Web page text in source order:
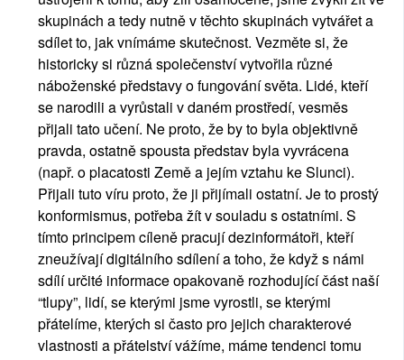
skupinách a tedy nutně v těchto skupinách vytvářet a
sdílet to, jak vnímáme skutečnost. Vezměte si, že
historicky si různá společenství vytvořila různé
náboženské představy o fungování světa. Lidé, kteří
se narodili a vyrůstali v daném prostředí, vesměs
přijali tato učení. Ne proto, že by to byla objektivně
pravda, ostatně spousta představ byla vyvrácena
(např. o placatosti Země a jejím vztahu ke Slunci).
Přijali tuto víru proto, že ji přijímali ostatní. Je to prostý
konformismus, potřeba žít v souladu s ostatními. S
tímto principem cíleně pracují dezinformátoři, kteří
zneužívají digitálního sdílení a toho, že když s námi
sdílí určité informace opakovaně rozhodující část naší
“tlupy”, lidí, se kterými jsme vyrostli, se kterými
přátelíme, kterých si často pro jejich charakterové
vlastnosti a přátelství vážíme, máme tendenci tomu